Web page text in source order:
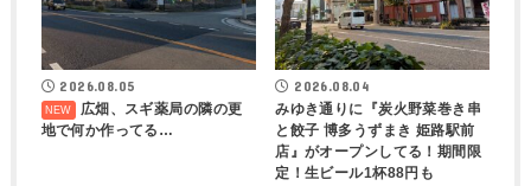
2026.08.05
広畑、スギ薬局の隣の更
地で何か作ってる…
2026.08.04
みゆき通りに『炭火野菜巻き串
と餃子 博多うずまき 姫路駅前
店』がオープンしてる！期間限
定！生ビール1杯88円も